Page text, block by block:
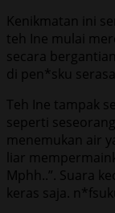
Kenikmatan ini
teh Ine mulai
secara
di pen*sku
Teh Ine tampak
seperti
menemukan air
liar
Mphh..”. Suara
keras saja.